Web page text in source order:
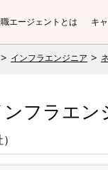
エージェントとは キ
インフラエンジニア
ンフラエ